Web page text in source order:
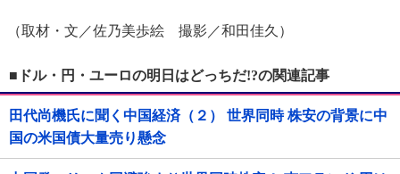
（取材・文／佐乃美歩絵 撮影／和田佳久）
■ドル・円・ユーロの明日はどっちだ!?の関連記事
田代尚機氏に聞く中国経済（２） 世界同時 株安の背景に中
国の米国債大量売り懸念